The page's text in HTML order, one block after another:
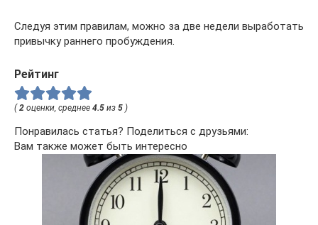
Следуя этим правилам, можно за две недели выработать
привычку раннего пробуждения.
Рейтинг
( 2 оценки, среднее 4.5 из 5 )
Понравилась статья? Поделиться с друзьями:
Вам также может быть интересно